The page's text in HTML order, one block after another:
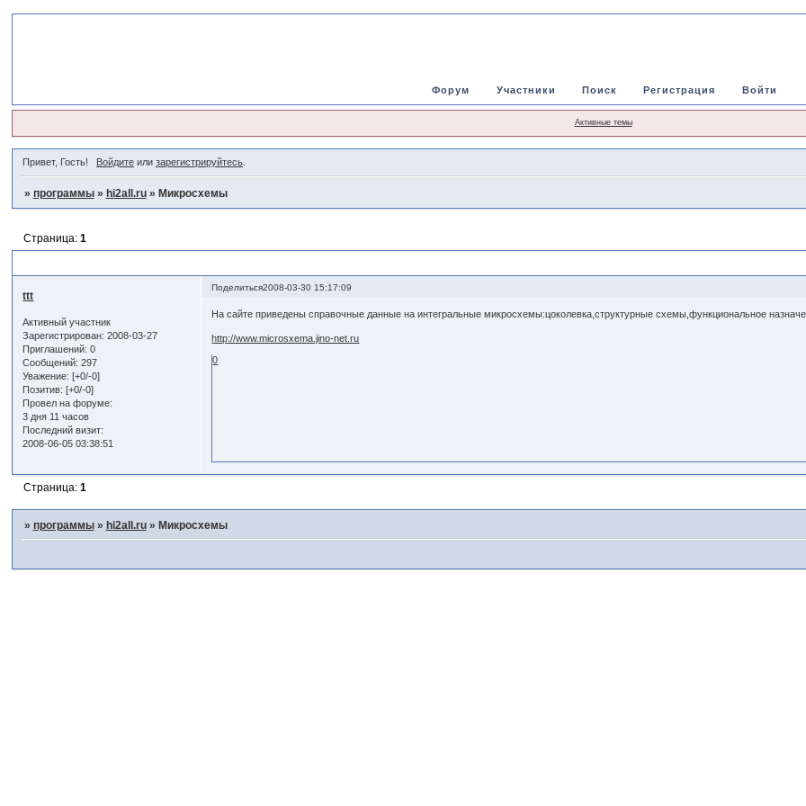
Форум Участники Поиск Регистрация Войти
Активные темы
Привет, Гость! Войдитеили зарегистрируйтесь.
» программы » hi2all.ru » Микросхемы
Страница: 1
Поделиться2008-03-30 15:17:09
ttt
Активный участник
Зарегистрирован: 2008-03-27
Приглашений: 0
Сообщений: 297
Уважение: [+0/-0]
Позитив: [+0/-0]
Провел на форуме:
3 дня 11 часов
Последний визит:
2008-06-05 03:38:51
На сайте приведены справочные данные на интегральные микросхемы:цоколевка,структурные схемы,функциональное
http://www.microsxema.jino-net.ru
0
Страница: 1
» программы » hi2all.ru » Микросхемы